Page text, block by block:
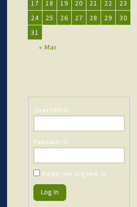
17
18 19 20 21 22
23
24
25 26 27 28 29
30
31
« Mar
Username:
Password:
Keep me signed in
Log In